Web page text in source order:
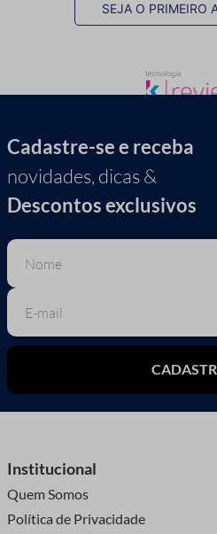
SEJA O PRIMEIRO
Cadastre-se e receba
novidades, dicas &
Descontos exclusivos
Institucional
Quem Somos
Política de Privacidade